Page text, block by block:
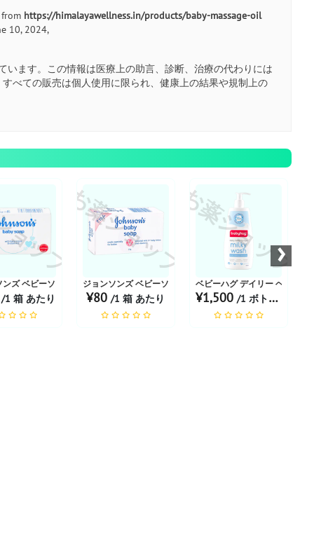
from https://himalayawellness.in/products/baby-massage-oil
10, 2024,
ます。この情報は医療上の助言、診断、治療の代わりには
べての販売は個人使用に限られ、健康上の結果や規制上の
ップ
ンズ ベビーソープ 75g
/1 箱 あたり
お薬ショップ
ジョンソンズ ベビーソープ 25g
¥80/1 箱 あたり
お薬ショップ
ベビーハグ デイリー ヘッド
¥1,500 /1 ボトル あたり
›